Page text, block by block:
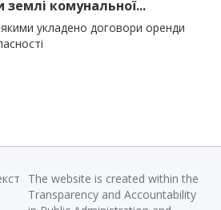
комунальної...
якими укладено договори оренди
The website is created within the
Transparency and Accountability